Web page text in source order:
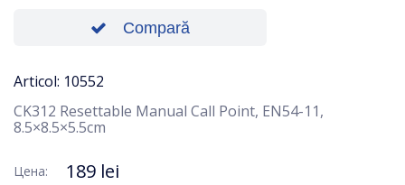
Compară
Articol: 10552
CK312 Resettable Manual Call Point, EN54-11,
8.5×8.5×5.5cm
Цена: 189 lei